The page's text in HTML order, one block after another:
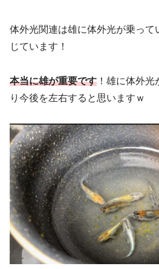
体外光関連は雄に体外光が乗って
じています！
本当に雄が重要です ！雄に体外
り今後を左右すると思いますｗ